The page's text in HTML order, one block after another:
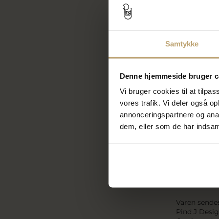
Samtykke
Denne hjemmeside bruger
Vi bruger cookies til at
vores trafik. Vi deler også
annonceringspartnere og
dem, eller som de har
Hvis du
Vi
de tilfælde,
den dag,
Når du
Vi
Vi kan
Varen
Pind J